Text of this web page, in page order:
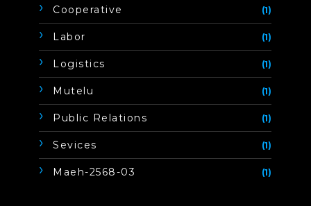
Cooperative (1)
Labor (1)
Logistics (1)
Mutelu (1)
Public Relations (1)
Sevices (1)
Maeh-2568-03 (1)